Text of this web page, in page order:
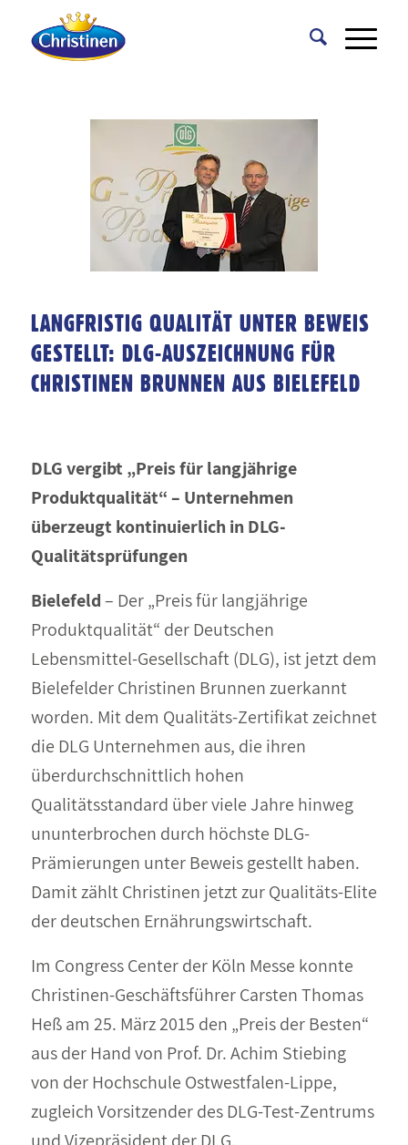
LANGFRISTIG QUALITÄT UNTER BEWEIS
GESTELLT: DLG-AUSZEICHNUNG FÜR
CHRISTINEN BRUNNEN AUS BIELEFELD
DLG vergibt „Preis für langjährige
Produktqualität“ – Unternehmen
überzeugt kontinuierlich in DLG-
Qualitätsprüfungen
Bielefeld– Der „Preis für langjährige
Produktqualität“ der Deutschen
Lebensmittel-Gesellschaft (DLG), ist jetzt dem
Bielefelder Christinen Brunnen zuerkannt
worden. Mit dem Qualitäts-Zertifikat zeichnet
die DLG Unternehmen aus, die ihren
überdurchschnittlich hohen
Qualitätsstandard über viele Jahre hinweg
ununterbrochen durch höchste DLG-
Prämierungen unter Beweis gestellt haben.
Damit zählt Christinen jetzt zur Qualitäts-Elite
der deutschen Ernährungswirtschaft.
Im Congress Center der Köln Messe konnte
Christinen-Geschäftsführer Carsten Thomas
Heß am 25. März 2015 den „Preis der Besten“
aus der Hand von Prof. Dr. Achim Stiebing
von der Hochschule Ostwestfalen-Lippe,
zugleich Vorsitzender des DLG-Test-Zentrums